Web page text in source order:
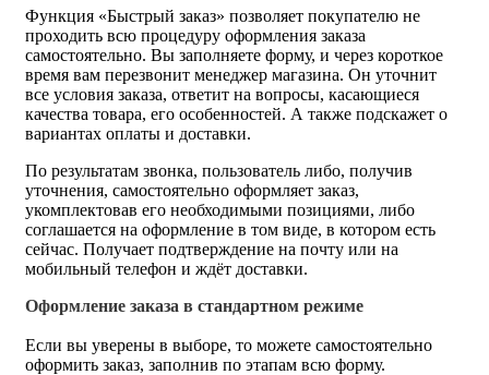
Функция «Быстрый заказ» позволяет покупателю не
проходить всю процедуру оформления заказа
самостоятельно. Вы заполняете форму, и через короткое
время вам перезвонит менеджер магазина. Он уточнит
все условия заказа, ответит на вопросы, касающиеся
качества товара, его особенностей. А также подскажет о
вариантах оплаты и доставки.
По результатам звонка, пользователь либо, получив
уточнения, самостоятельно оформляет заказ,
укомплектовав его необходимыми позициями, либо
соглашается на оформление в том виде, в котором есть
сейчас. Получает подтверждение на почту или на
мобильный телефон и ждёт доставки.
Оформление заказа в стандартном режиме
Если вы уверены в выборе, то можете самостоятельно
оформить заказ, заполнив по этапам всю форму.